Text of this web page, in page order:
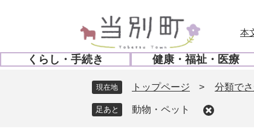
の
先
ー
を
本
くらし・手続き
開
健康・福祉・医療
開
く
現在地 トップページ > 分類で
動物・ペット